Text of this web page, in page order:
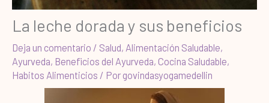
La leche dorada y sus beneficios
Deja un comentario / Salud, Alimentación Saludable,
Ayurveda, Beneficios del Ayurveda, Cocina Saludable,
Habitos Alimenticios / Por govindasyogamedellin